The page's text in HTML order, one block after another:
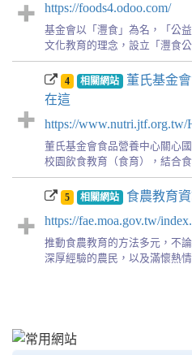
https://foods4.odoo.com/
基金會以「灃食」為名，「公
文化教育的理念，設立「灃食公
4 相關網站
董氏基金
在這
https://www.nutri.jtf.org.tw/
董氏基金會食品營養中心關心
校園飲食教育（食育），結合食
5 相關網站
食農教育
https://fae.moa.gov.tw/
推動食農教育的方法多元，不
深厚經驗的農民，以及滿懷熱情